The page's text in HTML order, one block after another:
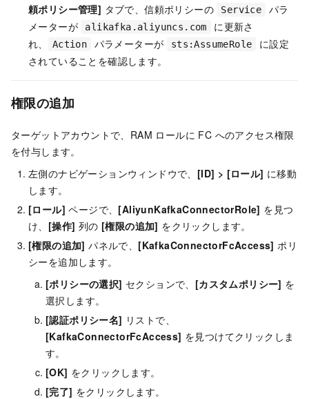
頼ポリシー管理] タブで、信頼ポリシーの Service
パラ
メーターが
alikafka.aliyuncs.com
に更新さ
れ、
Action パラメーターが sts:AssumeRole
に設定
されていることを確認します。
権限の追加
ターゲットアカウントで、RAM ロールに FC へのアクセス権限
を付与します。
左側のナビゲーションウィンドウで、 [ID] > [ロール] に移動
します。
[ロール] ページで、 [AliyunKafkaConnectorRole] を見つ
け、 [操作] 列の [権限の追加] をクリックします。
[権限の追加] パネルで、 [KafkaConnectorFcAccess] ポリ
シーを追加します。
[ポリシーの選択] セクションで、 [カスタムポリシー] を
選択します。
[認証ポリシー名] リストで、
[KafkaConnectorFcAccess] を見つけてクリックしま
す。
[OK] をクリックします。
[完了] をクリックします。